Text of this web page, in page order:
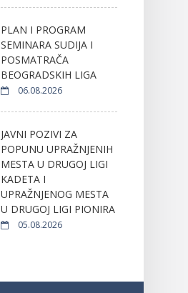
PLAN I PROGRAM
SEMINARA SUDIJA I
POSMATRAČA
BEOGRADSKIH LIGA
06.08.2026
JAVNI POZIVI ZA
POPUNU UPRAŽNJENIH
MESTA U DRUGOJ LIGI
KADETA I
UPRAŽNJENOG MESTA
U DRUGOJ LIGI PIONIRA
05.08.2026